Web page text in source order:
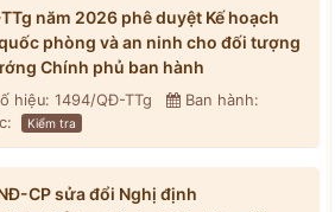
năm 2026 phê duyệt Kế hoạch
phòng và an ninh cho đối tượng
Chính phủ ban hành
hiệu: 1494/QĐ-TTg
Ban hành:
Kiểm tra
CP sửa đổi Nghị định